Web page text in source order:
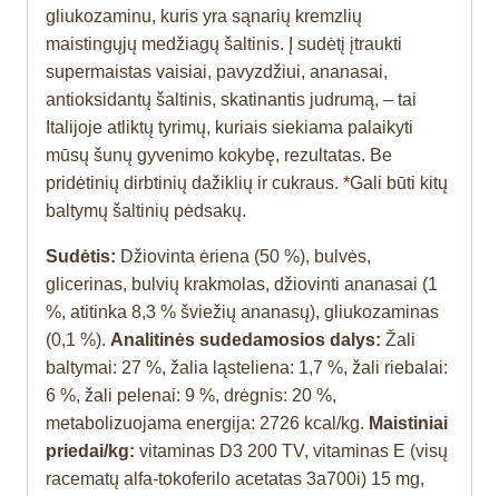
gliukozaminu, kuris yra sąnarių kremzlių
maistingųjų medžiagų šaltinis. Į sudėtį įtraukti
supermaistas vaisiai, pavyzdžiui, ananasai,
antioksidantų šaltinis, skatinantis judrumą, – tai
Italijoje atliktų tyrimų, kuriais siekiama palaikyti
mūsų šunų gyvenimo kokybę, rezultatas. Be
pridėtinių dirbtinių dažiklių ir cukraus. *Gali būti kitų
baltymų šaltinių pėdsakų.
Sudėtis: Džiovinta ėriena (50 %), bulvės,
glicerinas, bulvių krakmolas, džiovinti ananasai (1
%, atitinka 8,3 % šviežių ananasų), gliukozaminas
(0,1 %). Analitinės sudedamosios dalys: Žali
baltymai: 27 %, žalia ląsteliena: 1,7 %, žali riebalai:
6 %, žali pelenai: 9 %, drėgnis: 20 %,
metabolizuojama energija: 2726 kcal/kg. Maistiniai
priedai/kg: vitaminas D3 200 TV, vitaminas E (visų
racematų alfa-tokoferilo acetatas 3a700i) 15 mg,